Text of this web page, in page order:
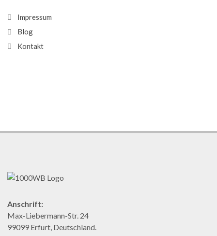
Impressum
Blog
Kontakt
Anschrift:
Max-Liebermann-Str. 24
99099 Erfurt, Deutschland.